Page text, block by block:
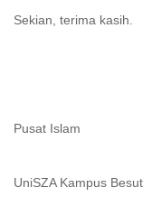
Sekian, terima kasih.
Pusat Islam
UniSZA Kampus Besut